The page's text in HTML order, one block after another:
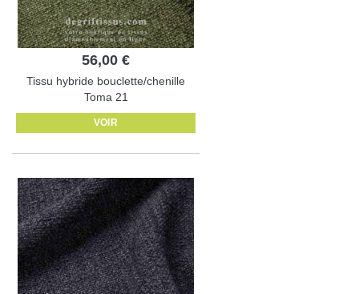
56,00 €
Tissu hybride bouclette/chenille
Toma 21
VOIR